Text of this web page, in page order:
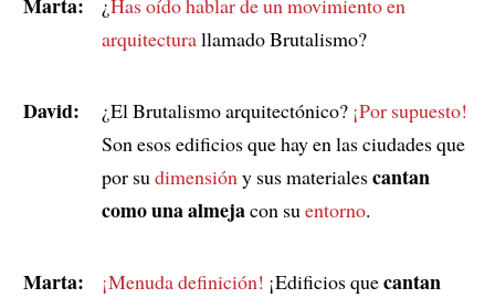
arquitecturallamado Brutalismo?
David: ¿El Brutalismo arquitectónico? ¡Por supuesto!
Son esos edificios que hay en las ciudades que
por su dimensión y sus materialescantan
como una almejacon su entorno.
Marta: ¡Menuda definición! ¡Edificios quecantan